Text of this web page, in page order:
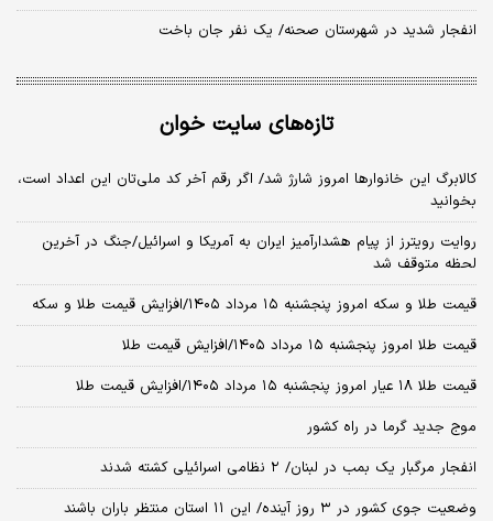
انفجار شدید در شهرستان صحنه/ یک نفر جان باخت
تازه‌های سایت خوان
کالابرگ این خانوارها امروز شارژ شد/ اگر رقم آخر کد ملی‌تان این اعداد است،
بخوانید
روایت رویترز از پیام هشدارآمیز ایران به آمریکا و اسرائیل/جنگ در آخرین
لحظه متوقف شد
قیمت طلا و سکه امروز پنجشنبه ۱۵ مرداد ۱۴۰۵/افزایش قیمت طلا و سکه
قیمت طلا امروز پنجشنبه ۱۵ مرداد ۱۴۰۵/افزایش قیمت طلا
قیمت طلا ۱۸ عیار امروز پنجشنبه ۱۵ مرداد ۱۴۰۵/افزایش قیمت طلا
موج جدید گرما در راه کشور
انفجار مرگبار یک بمب در لبنان/ ۲ نظامی اسرائیلی کشته شدند
وضعیت جوی کشور در ۳ روز آینده/ این ۱۱ استان منتظر باران باشند